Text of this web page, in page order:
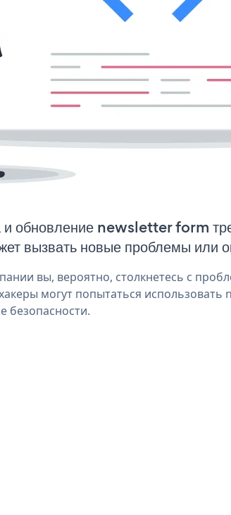
и обновление newsletter form
вызвать новые проблемы или
вы, вероятно, столкнетесь с
могут попытаться использовать
безопасности.